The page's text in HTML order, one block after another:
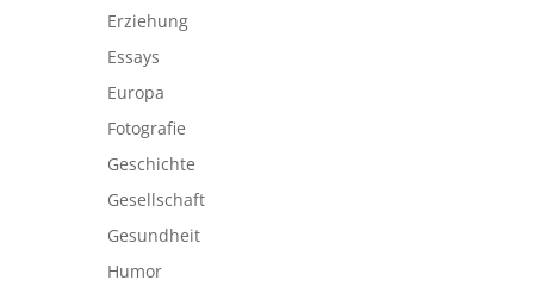
Erziehung
Essays
Europa
Fotografie
Geschichte
Gesellschaft
Gesundheit
Humor